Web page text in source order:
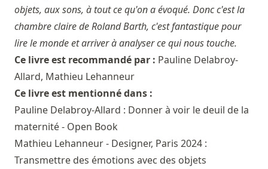
objets, aux sons, à tout ce qu'on a évoqué. Donc c'est la
chambre claire de Roland Barth, c'est fantastique pour
lire le monde et arriver à analyser ce qui nous touche.
Ce livre est recommandé par : Pauline Delabroy-
Allard, Mathieu Lehanneur
Ce livre est mentionné dans :
Pauline Delabroy-Allard : Donner à voir le deuil de la
maternité - Open Book
Mathieu Lehanneur - Designer, Paris 2024 :
Transmettre des émotions avec des objets